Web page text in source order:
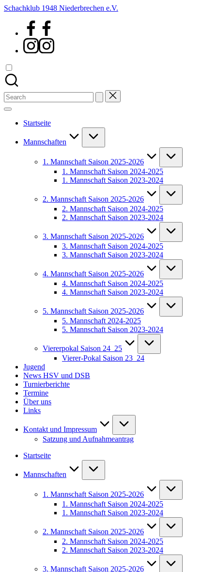
Skip
Schachklub 1948 Niederbrechen e.V.
Facebook
Instagram
Search
for:
Startseite
Mannschaften
1. Mannschaft Saison 2025-2026
1. Mannschaft Saison 2024-2025
1. Mannschaft Saison 2023-2024
2. Mannschaft Saison 2025-2026
2. Mannschaft Saison 2024-2025
2. Mannschaft Saison 2023-2024
3. Mannschaft Saison 2025-2026
3. Mannschaft Saison 2024-2025
3. Mannschaft Saison 2023-2024
4. Mannschaft Saison 2025-2026
4. Mannschaft Saison 2024-2025
4. Mannschaft Saison 2023-2024
5. Mannschaft Saison 2025-2026
5. Mannschaft 2024-2025
5. Mannschaft Saison 2023-2024
Viererpokal Saison 24_25
Vierer-Pokal Saison 23_24
Jugend
News HSV und DSB
Turnierberichte
Termine
Über uns
Links
Kontakt und Impressum
Satzung und Aufnahmeantrag
Startseite
Mannschaften
1. Mannschaft Saison 2025-2026
1. Mannschaft Saison 2024-2025
1. Mannschaft Saison 2023-2024
2. Mannschaft Saison 2025-2026
2. Mannschaft Saison 2024-2025
2. Mannschaft Saison 2023-2024
3. Mannschaft Saison 2025-2026